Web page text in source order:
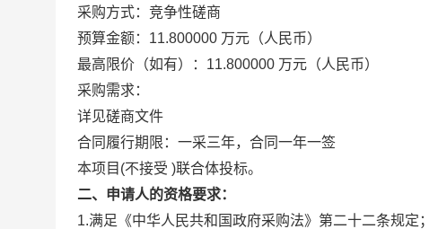
采购方式：竞争性磋商
预算金额：11.800000 万元（人民币）
最高限价（如有）：11.800000 万元（人民币）
采购需求：
详见磋商文件
合同履行期限：一采三年，合同一年一签
本项目(不接受 )联合体投标。
二、申请人的资格要求：
1.满足《中华人民共和国政府采购法》第二十二条规定；